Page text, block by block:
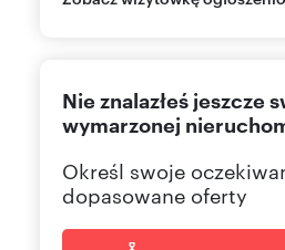
Nie znalazłeś jeszcze
wymarzonej
Określ swoje
dopasowane oferty